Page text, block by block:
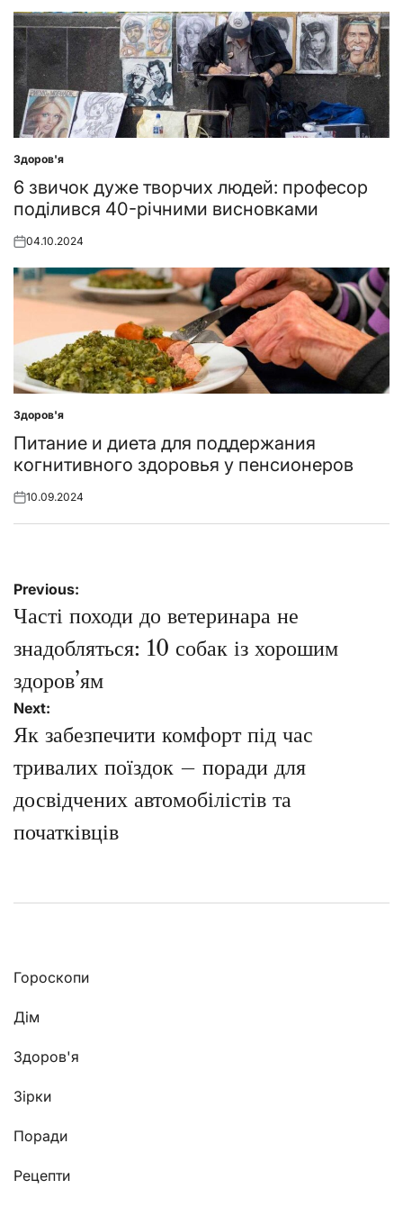
Posted
in
Здоров'я
6 звичок дуже творчих людей: професор
поділився 40-річними висновками
Posted
04.10.2024
Posted
in
Здоров'я
Питание и диета для поддержания
когнитивного здоровья у пенсионеров
Posted
10.09.2024
Навігація
записів
Previous:
Часті походи до ветеринара не
знадобляться: 10 собак із хорошим
здоров’ям
Next:
Як забезпечити комфорт під час
тривалих поїздок – поради для
досвідчених автомобілістів та
початківців
Гороскопи
Дім
Здоров'я
Зірки
Поради
Рецепти